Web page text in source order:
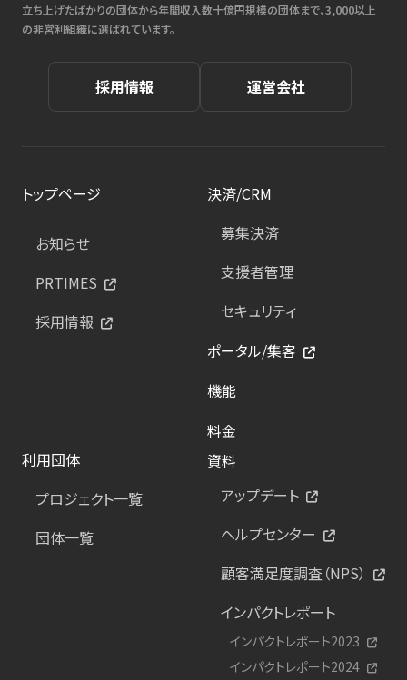
立ち上げたばかりの団体から年間収入数十億円規模の団体まで、3,000以上
の非営利組織に選ばれています。
採用情報 運営会社
トップページ
お知らせ
PRTIMES
採用情報
決済/CRM
募集決済
支援者管理
セキュリティ
ポータル/集客
機能
料金
利用団体
プロジェクト一覧
団体一覧
資料
アップデート
ヘルプセンター
顧客満足度調査（NPS）
インパクトレポート
インパクトレポート2023
インパクトレポート2024